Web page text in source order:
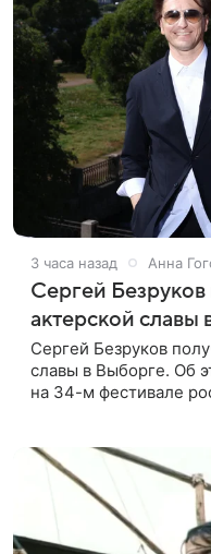
3 часа назад Анна
Сергей Безруков
актерской славы
Сергей Безруков
славы в Выборге. Об
на 34-м фестивале